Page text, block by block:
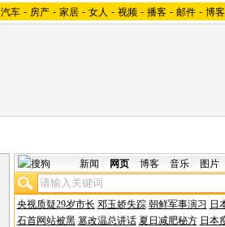
汽车 - 房产 - 家居 - 女人 - 视频 - 播客 - 邮件 - 博客
新闻 网页 博客 音乐 图片
央视质疑29岁市长 邓玉娇失踪 朝鲜军事演习 日
石首网站被黑 篡改温总讲话 夏日减肥秘方 日本